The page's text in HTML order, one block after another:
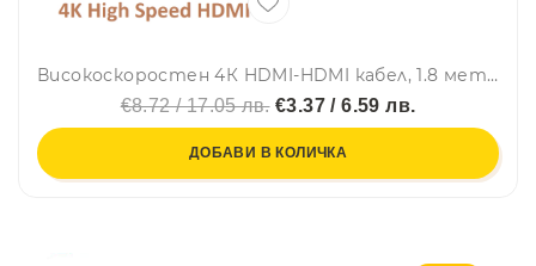
Високоскоростен 4К HDMI-HDMI кабел, 1.8 метра дължина, 10.2GBps+
€8.72 / 17.05 лв.€3.37 / 6.59 лв.
ДОБАВИ В КОЛИЧКА